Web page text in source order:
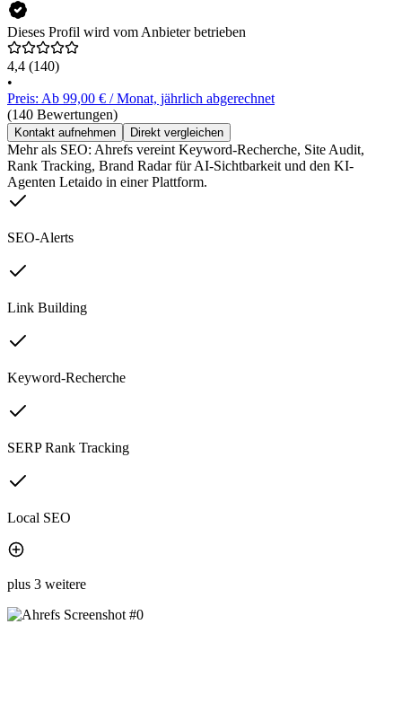
Dieses Profil wird vom Anbieter betrieben
4,4 (140)
•
Preis: Ab 99,00 € / Monat, jährlich abgerechnet
(140 Bewertungen)
Kontakt aufnehmen Direkt vergleichen
Mehr als SEO: Ahrefs vereint Keyword-Recherche, Site Audit,
Rank Tracking, Brand Radar für AI-Sichtbarkeit und den KI-
Agenten Letaido in einer Plattform.
SEO-Alerts
Link Building
Keyword-Recherche
SERP Rank Tracking
Local SEO
plus 3 weitere